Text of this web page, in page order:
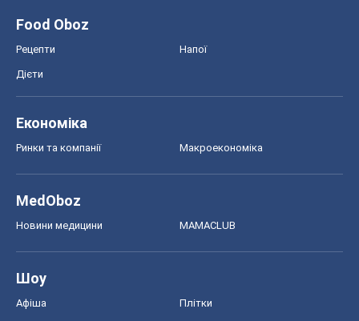
Food Oboz
Рецепти Напої
Дієти
Економіка
Ринки та компанії Макроекономіка
MedOboz
Новини медицини MAMACLUB
Шоу
Афіша Плітки